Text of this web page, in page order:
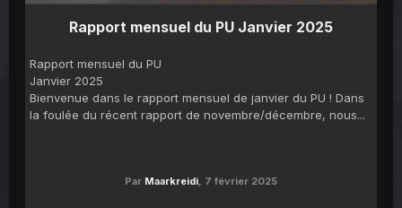
Rapport mensuel du PU Janvier 2025
Rapport mensuel du PU
Janvier 2025
Bienvenue dans le rapport mensuel de janvier du PU ! Dans
la foulée du récent rapport de novembre/décembre, nous...
Par Maarkreidi, 7 février 2025